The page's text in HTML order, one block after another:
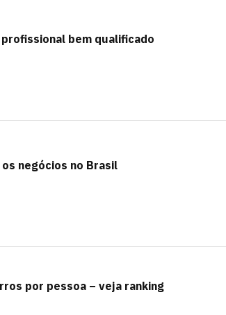
bem qualificado
negócios no Brasil
por pessoa – veja ranking